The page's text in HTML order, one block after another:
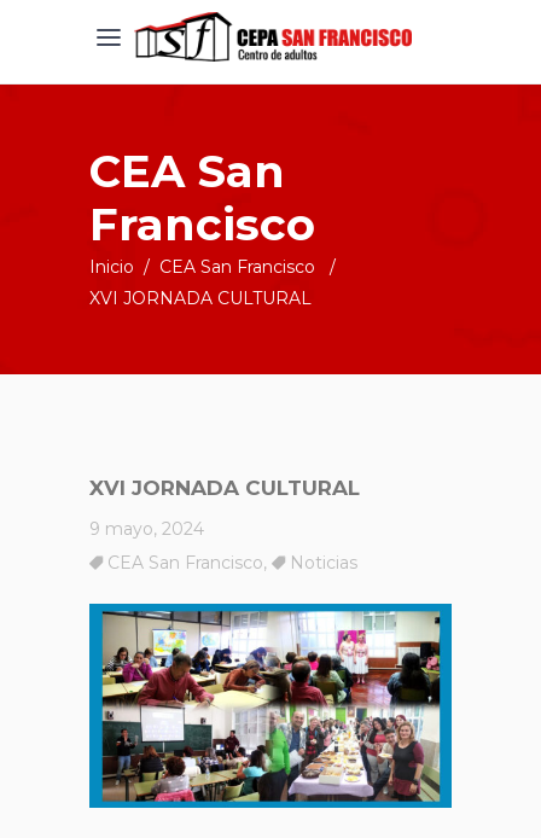
CEA San
Francisco
Inicio / CEA San Francisco
/
XVI JORNADA CULTURAL
XVI JORNADA CULTURAL
9 mayo, 2024
CEA San Francisco, Noticias